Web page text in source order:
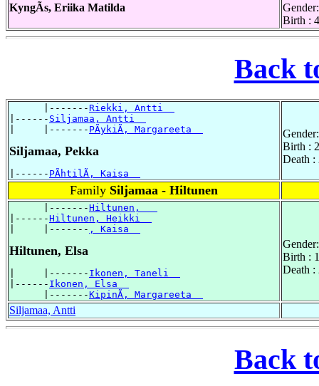
KyngÃs, Eriika Matilda
Birth :
Back
      |-------
Riekki, Antti
|------ Siljamaa, Antti
|     |------- PÃykiÃ, Margareeta
Siljamaa, Pekka
|------ PÃhtilÃ, Kaisa
Birth :
Death :
Family Siljamaa - Hiltunen
      |-------
Hiltunen,
|------Hiltunen, Heikki
|     |------- , Kaisa
Hiltunen, Elsa
|     |------- Ikonen, Taneli
|------ Ikonen, Elsa
      |-------
KipinÃ, Margareeta
Birth :
Death :
Siljamaa, Antti
Back